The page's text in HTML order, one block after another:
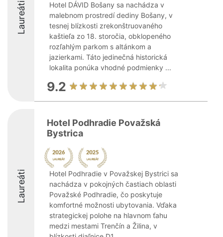
Laureáti
Hotel DÁVID Bošany sa nachádza v
malebnom prostredí dediny Bošany, v
tesnej blízkosti zrekonštruovaného
kaštieľa zo 18. storočia, obklopeného
rozľahlým parkom s altánkom a
jazierkami. Táto jedinečná historická
lokalita ponúka vhodné podmienky ...
9.2
Laureáti
Hotel Podhradie Považská
Bystrica
Hotel Podhradie v Považskej Bystrici sa
nachádza v pokojných častiach oblasti
Považské Podhradie, čo poskytuje
komfortné možnosti ubytovania. Vďaka
strategickej polohe na hlavnom ťahu
medzi mestami Trenčín a Žilina, v